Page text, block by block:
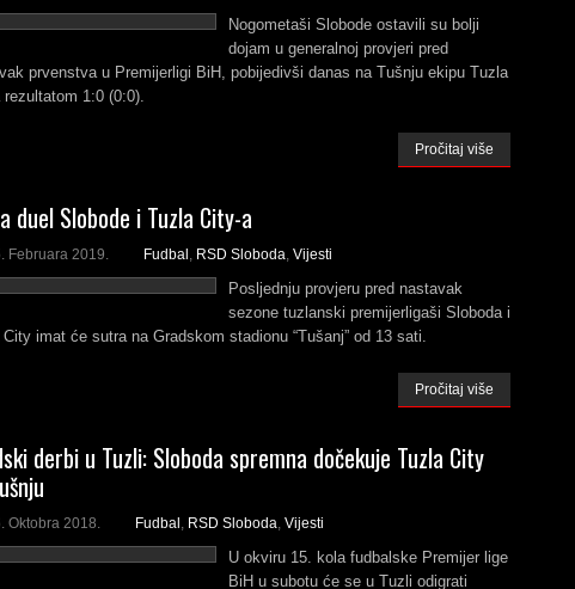
Nogometaši Slobode ostavili su bolji
dojam u generalnoj provjeri pred
prvenstva u Premijerligi BiH, pobijedivši danas na Tušnju ekipu Tuzla
rezultatom 1:0 (0:0).
Pročitaj više
duel Slobode i Tuzla City-a
Februara 2019. Fudbal , RSD Sloboda, Vijesti
Posljednju provjeru pred nastavak
sezone tuzlanski premijerligaši Sloboda i
imat će sutra na Gradskom stadionu “Tušanj” od 13 sati.
Pročitaj više
derbi u Tuzli: Sloboda spremna dočekuje Tuzla City
Oktobra 2018. Fudbal , RSD Sloboda, Vijesti
U okviru 15. kola fudbalske Premijer lige
BiH u subotu će se u Tuzli odigrati